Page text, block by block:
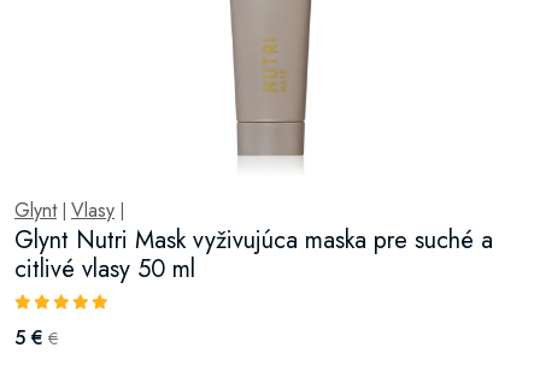
Glynt| Vlasy
Glynt Nutri Mask vyživujúca maska pre suché a
citlivé vlasy 50 ml
5 € €